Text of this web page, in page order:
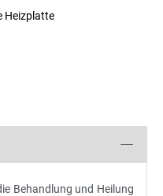
Heizplatte
Behandlung und Heilung